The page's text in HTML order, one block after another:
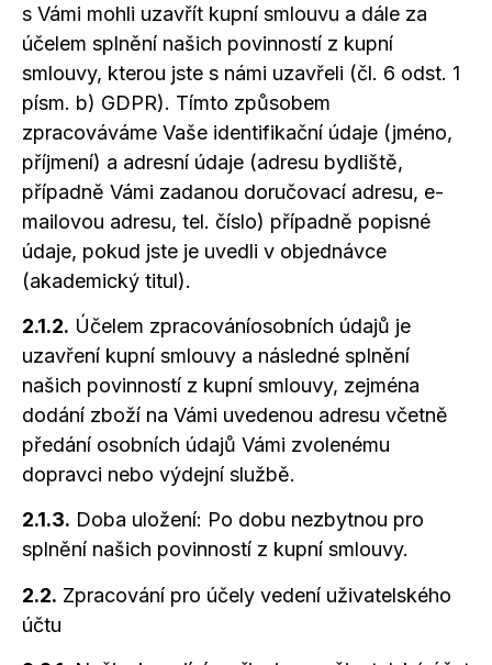
s Vámi mohli uzavřít kupní smlouvu a dále za
účelem splnění našich povinností z kupní
smlouvy, kterou jste s námi uzavřeli (čl. 6 odst. 1
písm. b) GDPR). Tímto způsobem
zpracováváme Vaše identifikační údaje (jméno,
příjmení) a adresní údaje (adresu bydliště,
případně Vámi zadanou doručovací adresu, e-
mailovou adresu, tel. číslo) případně popisné
údaje, pokud jste je uvedli v objednávce
(akademický titul).
2.1.2. Účelem zpracováníosobních údajů je
uzavření kupní smlouvy a následné splnění
našich povinností z kupní smlouvy, zejména
dodání zboží na Vámi uvedenou adresu včetně
předání osobních údajů Vámi zvolenému
dopravci nebo výdejní službě.
2.1.3. Doba uložení: Po dobu nezbytnou pro
splnění našich povinností z kupní smlouvy.
2.2. Zpracování pro účely vedení uživatelského
účtu